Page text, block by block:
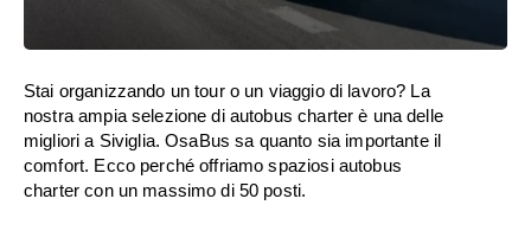
Stai organizzando un tour o un viaggio di lavoro? La
nostra ampia selezione di autobus charter è una delle
migliori a Siviglia. OsaBus sa quanto sia importante il
comfort. Ecco perché offriamo spaziosi autobus
charter con un massimo di 50 posti.